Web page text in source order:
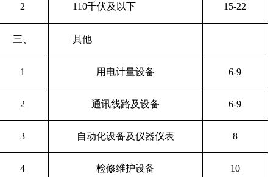
2 110千伏及以下 15-22
三、 其他
1 用电计量设备 6-9
2 通讯线路及设备 6-9
3 自动化设备及仪器仪表 8
4 检修维护设备 10